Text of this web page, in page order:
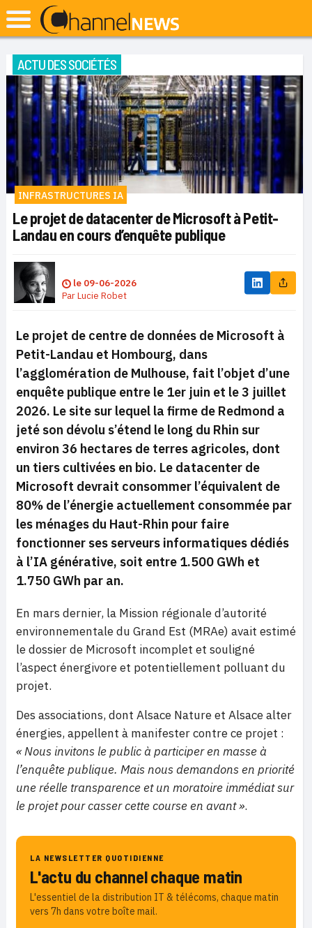
ACTU DES SOCIÉTÉS
INFRASTRUCTURES IA
Le projet de datacenter de Microsoft à Petit-
Landau en cours d’enquête publique
le 09-06-2026
ParLucie Robet
Le projet de centre de données de Microsoft à
Petit-Landau et Hombourg, dans
l’agglomération de Mulhouse, fait l’objet d’une
enquête publique entre le 1er juin et le 3 juillet
2026. Le site sur lequel la firme de Redmond a
jeté son dévolu s’étend le long du Rhin sur
environ 36 hectares de terres agricoles, dont
un tiers cultivées en bio. Le datacenter de
Microsoft devrait consommer l’équivalent de
80% de l’énergie actuellement consommée par
les ménages du Haut-Rhin pour faire
fonctionner ses serveurs informatiques dédiés
à l’IA générative, soit entre 1.500 GWh et
1.750 GWh par an.
En mars dernier, la Mission régionale d’autorité
environnementale du Grand Est (MRAe) avait estimé
le dossier de Microsoft incomplet et souligné
l’aspect énergivore et potentiellement polluant du
projet.
Des associations, dont Alsace Nature et Alsace alter
énergies, appellent à manifester contre ce projet :
« Nous invitons le public à participer en masse à
l’enquête publique. Mais nous demandons en priorité
une réelle transparence et un moratoire immédiat sur
le projet pour casser cette course en avant ».
LA NEWSLETTER QUOTIDIENNE
L'actu du channel chaque matin
L'essentiel de la distribution IT & télécoms, chaque matin
vers 7h dans votre boîte mail.